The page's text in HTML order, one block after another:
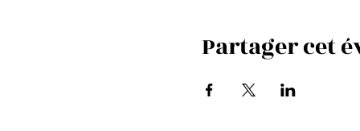
Partager cet